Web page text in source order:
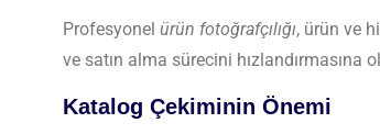
Profesyonel ürün fotoğrafçılığı, ürün ve
ve satın alma sürecini hızlandırmasına
Katalog Çekiminin Önemi